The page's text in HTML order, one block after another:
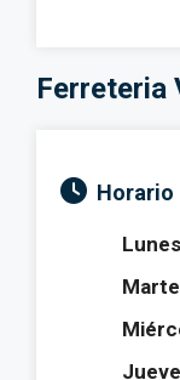
Ferreteria
Horario